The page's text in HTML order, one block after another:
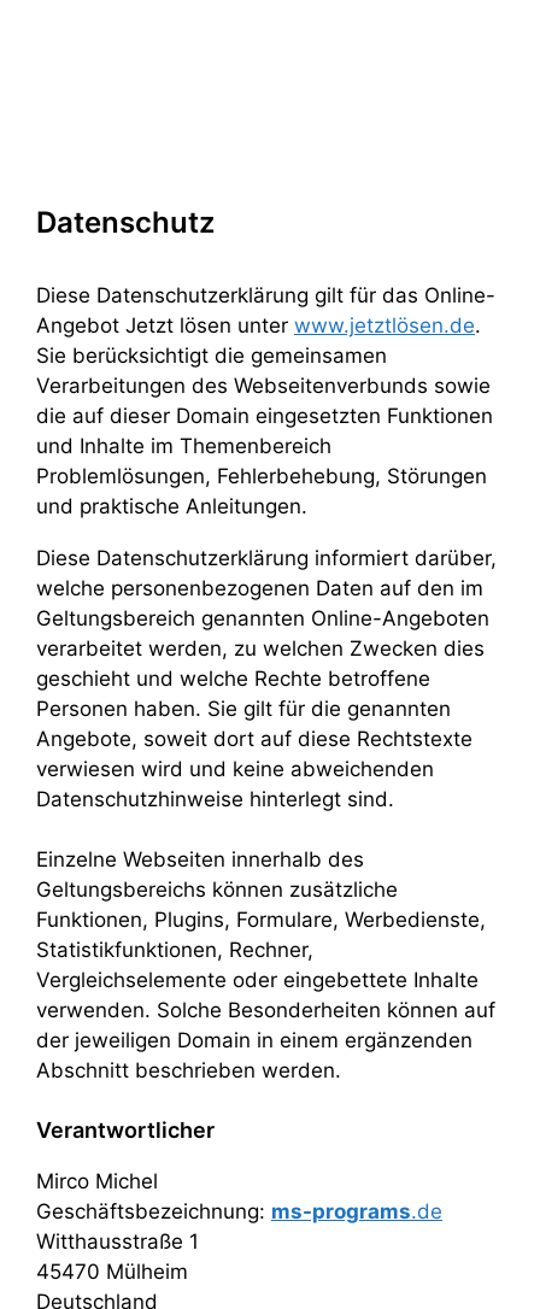
Datenschutz
Diese Datenschutzerklärung gilt für das Online-
Angebot Jetzt lösen unter www.jetztlösen.de.
Sie berücksichtigt die gemeinsamen
Verarbeitungen des Webseitenverbunds sowie
die auf dieser Domain eingesetzten Funktionen
und Inhalte im Themenbereich
Problemlösungen, Fehlerbehebung, Störungen
und praktische Anleitungen.
Diese Datenschutzerklärung informiert darüber,
welche personenbezogenen Daten auf den im
Geltungsbereich genannten Online-Angeboten
verarbeitet werden, zu welchen Zwecken dies
geschieht und welche Rechte betroffene
Personen haben. Sie gilt für die genannten
Angebote, soweit dort auf diese Rechtstexte
verwiesen wird und keine abweichenden
Datenschutzhinweise hinterlegt sind.
Einzelne Webseiten innerhalb des
Geltungsbereichs können zusätzliche
Funktionen, Plugins, Formulare, Werbedienste,
Statistikfunktionen, Rechner,
Vergleichselemente oder eingebettete Inhalte
verwenden. Solche Besonderheiten können auf
der jeweiligen Domain in einem ergänzenden
Abschnitt beschrieben werden.
Verantwortlicher
Mirco Michel
Geschäftsbezeichnung: ms-programs.de
Witthausstraße 1
45470 Mülheim
Deutschland